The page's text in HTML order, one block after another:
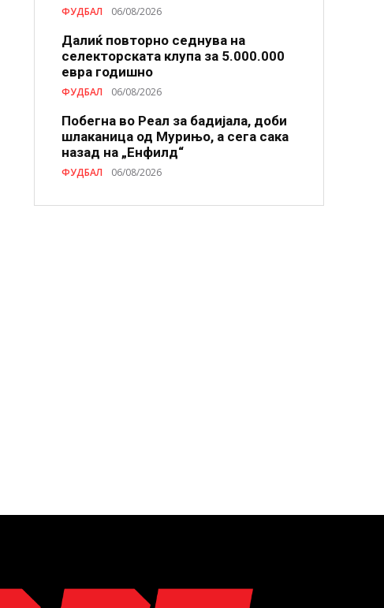
ФУДБАЛ 06/08/2026
Далиќ повторно седнува на
селекторската клупа за 5.000.000
евра годишно
ФУДБАЛ 06/08/2026
Побегна во Реал за бадијала, доби
шлаканица од Мурињо, а сега сака
назад на „Енфилд“
ФУДБАЛ 06/08/2026